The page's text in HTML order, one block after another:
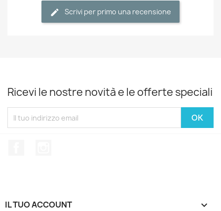
Scrivi per primo una recensione
Ricevi le nostre novità e le offerte speciali
IL TUO ACCOUNT 